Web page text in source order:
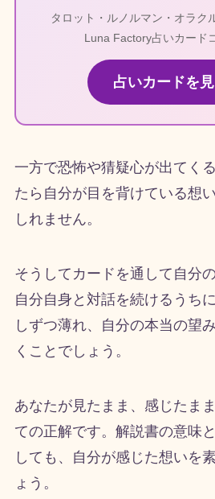
タロット・ルノルマン・オラク
Luna Factory占いカード
占いカードを
一方で恐怖や猜疑心が出てく
たら自分が目を背けている想
しれません。
そうしてカードを通して自分
自分自身と対話を続けるうち
しずつ薄れ、自分の本当の望
くことでしょう。
あなたが見たまま、感じたま
ての正解です。解説書の意味
しても、自分が感じた想いを
ょう。